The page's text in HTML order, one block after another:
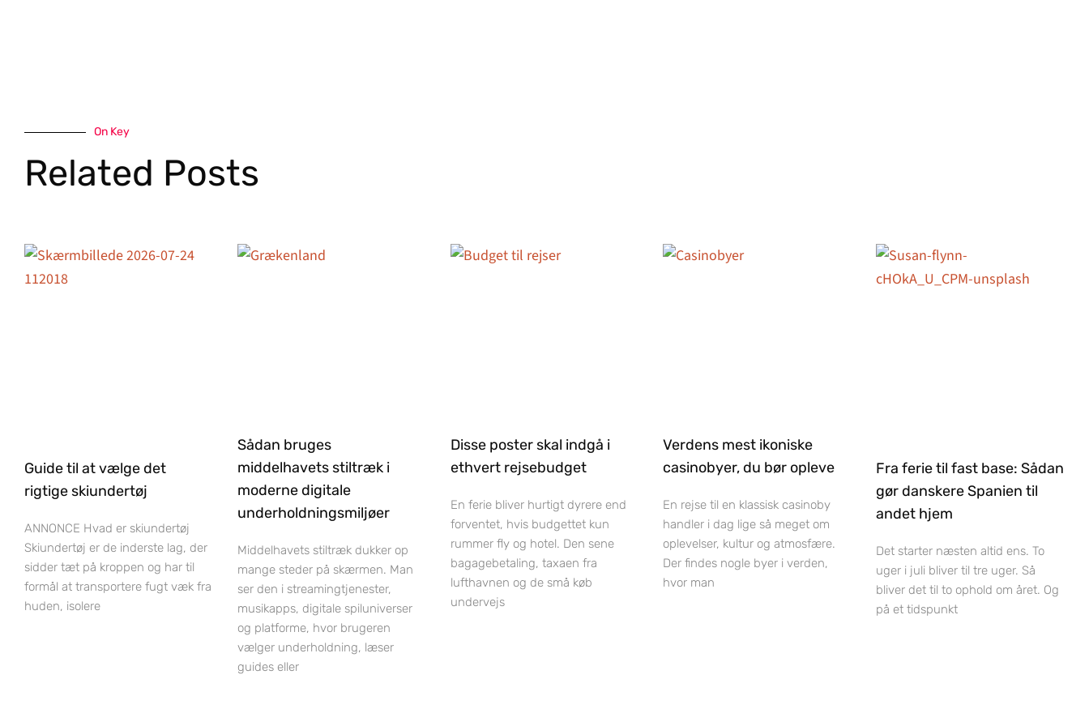
On Key
Related Posts
Guide til at vælge det
rigtige skiundertøj
ANNONCE Hvad er skiundertøj
Skiundertøj er de inderste lag, der
sidder tæt på kroppen og har til
formål at transportere fugt væk fra
huden, isolere
Sådan bruges
middelhavets stiltræk i
moderne digitale
underholdningsmiljøer
Middelhavets stiltræk dukker op
mange steder på skærmen. Man
ser den i streamingtjenester,
musikapps, digitale spiluniverser
og platforme, hvor brugeren
vælger underholdning, læser
guides eller
Disse poster skal indgå i
ethvert rejsebudget
En ferie bliver hurtigt dyrere end
forventet, hvis budgettet kun
rummer fly og hotel. Den sene
bagagebetaling, taxaen fra
lufthavnen og de små køb
undervejs
Verdens mest ikoniske
casinobyer, du bør opleve
En rejse til en klassisk casinoby
handler i dag lige så meget om
oplevelser, kultur og atmosfære.
Der findes nogle byer i verden,
hvor man
Fra ferie til fast base: Sådan
gør danskere Spanien til
andet hjem
Det starter næsten altid ens. To
uger i juli bliver til tre uger. Så
bliver det til to ophold om året. Og
på et tidspunkt